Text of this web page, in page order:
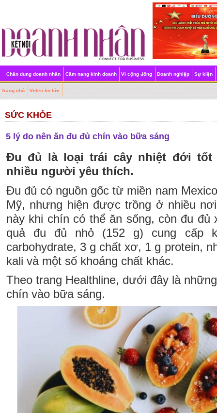
Chân dung doanh nhân Cẩm nang kinh doanh Vì cộng đồng Doanh nghiệp Sự kiện
Trang chủ Video tin tức
SỨC KHỎE
5 lý do nên ăn đu đủ chín vào bữa sáng
Đu đủ là loại trái cây nhiệt đới tốt
nhiều người yêu thích.
Đu đủ có nguồn gốc từ miền nam
Mỹ, nhưng hiện được trồng ở nhiều
này khi chín có thể ăn sống, còn đu đủ
quả đu đủ nhỏ (152 g) cung cấp
carbohydrate, 3 g chất xơ, 1 g protein,
kali và một số khoáng chất khác.
Theo trang Healthline, dưới đây là
chín vào bữa sáng.